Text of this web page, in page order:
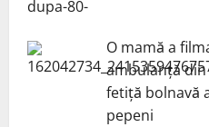
O mamă a
ambulanță
fetiță bolnavă
pepeni